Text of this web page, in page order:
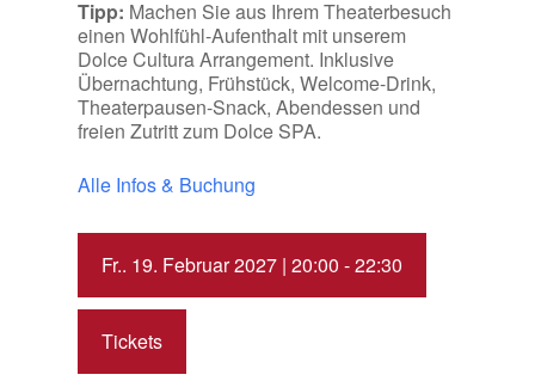
Tipp: Machen Sie aus Ihrem Theaterbesuch
einen Wohlfühl-Aufenthalt mit unserem
Dolce Cultura Arrangement. Inklusive
Übernachtung, Frühstück, Welcome-Drink,
Theaterpausen-Snack, Abendessen und
freien Zutritt zum Dolce SPA.
Alle Infos & Buchung
Fr.. 19. Februar 2027 | 20:00 - 22:30
Tickets